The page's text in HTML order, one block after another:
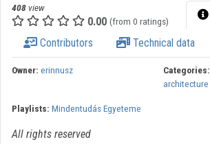
Organization playlists
Organizations
Contributors
408 view
0.00 (from 0 ratings)
Contributors Technical data
Owner: erinnusz Categories:
architecture
Playlists: Mindentudás Egyeteme
All rights reserved